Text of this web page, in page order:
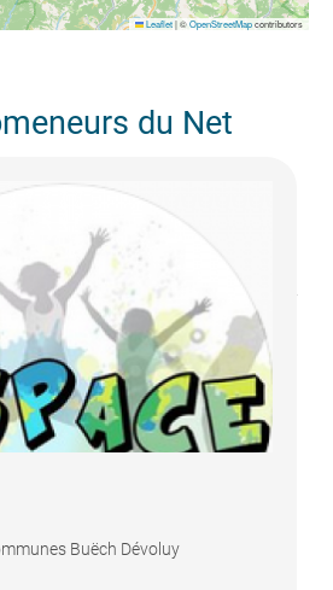
Leaflet|©OpenStreetMapcontributors
du Net
Buëch Dévoluy